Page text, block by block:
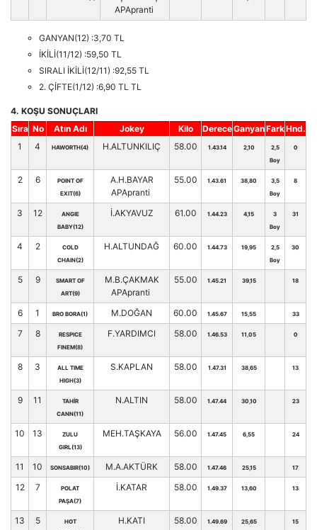
APApranti
GANYAN(12) :3,70 TL
İKİLİ(11/12) :59,50 TL
SIRALI İKİLİ(12/11) :92,55 TL
2. ÇİFTE(1/12) :6,90 TL TL
4. KOŞU SONUÇLARI
Sıra No Atın Adı Jokey Kilo DereceGanyanFarkHnd.
1
4 HAWORTH(4) H.ALTUNKILIÇ 58.00 1.43.14 2,10
2,5
Boy
0
2 6
POINT OF
EXIT(6)
A.H.BAYAR
APApranti
55.00 1.43.61 38,80
3,5
Boy
8
3 12
ANGIE
BABY(12)
İ.AKYAVUZ 61.00 1.44.23 4,15
3
Boy
31
4 2
COLD
CHAIN(2)
H.ALTUNDAĞ 60.00 1.44.73 19,95
2,5
Boy
30
5 9
SMART OF
ART(9)
M.B.ÇAKMAK
APApranti
55.00 1.45.21 39,15 18
6 1 BRO BORA(1) M.DOĞAN 60.00 1.45.67 15,55 33
7 8
RESPICE
FINEM(8)
F.YARDIMCI 58.00 1.46.53 11,05 0
8 3
ALL TIME
HIGH(3)
S.KAPLAN 58.00 1.47.31 38,65 13
9 11
TAHİR
CANN(11)
N.ALTIN 58.00 1.47.44 30,10 23
10 13
ZULU
GIRL(13)
MEH.TAŞKAYA 56.00 1.47.45 6,55 24
11 10 SONSABIR(10) M.A.AKTÜRK 58.00 1.47.46 25,15 17
12 7
POLAT
PAŞA(7)
İ.KATAR 58.00 1.49.37 13,60 13
13 5
HOT
H.KATI 58.00 1.49.69 25,65 15